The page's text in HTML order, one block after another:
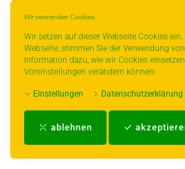
Wir verwenden Cookies
Wir setzen auf dieser Webseite Cookies
Webseite, stimmen Sie der Verwendung
Information dazu, wie wir Cookies
Voreinstellungen verändern können:
Einstellungen Datenschutzerklärung
ablehnen
* gilt für Lieferungen innerhalb Deutschlands,
entnehmen Sie bitte der Schaltfläche mit den
Impressum-AGB-Zahlungs- und
Biozertifikat
Widerrufsrecht